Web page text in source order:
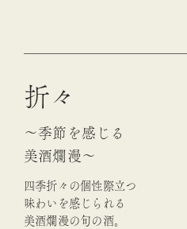
折々
～季節を感じる
美酒爛漫～
四季折々の個性際立つ
味わいを感じられる
美酒爛漫の旬の酒。